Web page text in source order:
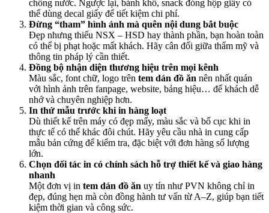
chống nước. Ngược lại, bánh khô, snack đóng hộp giấy có
thể dùng decal giấy để tiết kiệm chi phí.
Đừng “tham” hình ảnh mà quên nội dung bắt buộc
Đẹp nhưng thiếu NSX – HSD hay thành phần, bạn hoàn toàn
có thể bị phạt hoặc mất khách. Hãy cân đối giữa thẩm mỹ và
thông tin pháp lý cần thiết.
Đồng bộ nhận diện thương hiệu trên mọi kênh
Màu sắc, font chữ, logo trên tem dán đồ ăn nên nhất quán
với hình ảnh trên fanpage, website, bảng hiệu… để khách dễ
nhớ và chuyên nghiệp hơn.
In thử mẫu trước khi in hàng loạt
Dù thiết kế trên máy có đẹp mấy, màu sắc và bố cục khi in
thực tế có thể khác đôi chút. Hãy yêu cầu nhà in cung cấp
mẫu bản cứng để kiểm tra, đặc biệt với đơn hàng số lượng
lớn.
Chọn đối tác in có chính sách hỗ trợ thiết kế và giao hàng
nhanh
Một đơn vị in tem dán đồ ăn uy tín như PVN không chỉ in
đẹp, đúng hẹn mà còn đồng hành tư vấn từ A–Z, giúp bạn tiết
kiệm thời gian và công sức.